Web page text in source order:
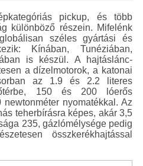
pickup, és több
különböző részein. Mifelénk
széles gyártási és
Kínában, Tunéziában,
is készül. A hajtáslánc-
a dízelmotorok, a katonai
az 1.9 és 2.2 literes
150 és 200 lóerős
nyomatékkal. Az
teherbírásra képes, akár 3,5
235, gázlómélysége pedig
összkerékhajtással